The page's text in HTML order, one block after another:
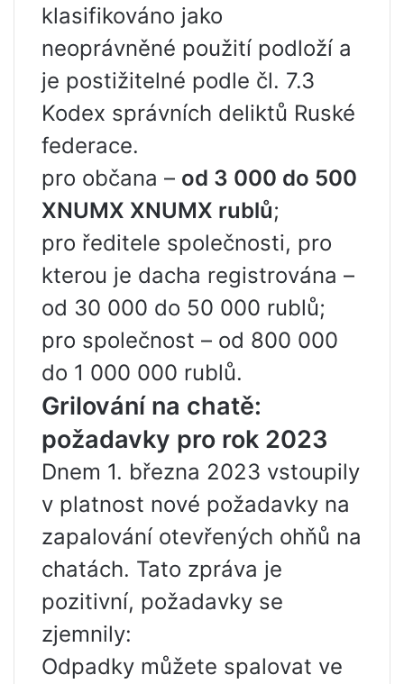
klasifikováno jako
neoprávněné použití podloží a
je postižitelné podle čl. 7.3
Kodex správních deliktů Ruské
federace.
pro občana – od 3 000 do 500
XNUMX XNUMX rublů;
pro ředitele společnosti, pro
kterou je dacha registrována –
od 30 000 do 50 000 rublů;
pro společnost – od 800 000
do 1 000 000 rublů.
Grilování na chatě:
požadavky pro rok 2023
Dnem 1. března 2023 vstoupily
v platnost nové požadavky na
zapalování otevřených ohňů na
chatách. Tato zpráva je
pozitivní, požadavky se
zjemnily:
Odpadky můžete spalovat ve